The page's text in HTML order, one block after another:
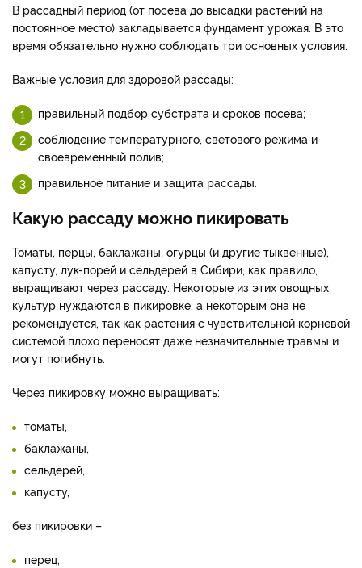
В рассадный период (от посева до высадки растений на
постоянное место) закладывается фундамент урожая. В это
время обязательно нужно соблюдать три основных условия.
Важные условия для здоровой рассады:
правильный подбор субстрата и сроков посева;
соблюдение температурного, светового режима и
своевременный полив;
правильное питание и защита рассады.
Какую рассаду можно пикировать
Томаты, перцы, баклажаны, огурцы (и другие тыквенные),
капусту, лук-порей и сельдерей в Сибири, как правило,
выращивают через рассаду. Некоторые из этих овощных
культур нуждаются в пикировке, а некоторым она не
рекомендуется, так как растения с чувствительной корневой
системой плохо переносят даже незначительные травмы и
могут погибнуть.
Через пикировку можно выращивать:
томаты,
баклажаны,
сельдерей,
капусту,
без пикировки –
перец,